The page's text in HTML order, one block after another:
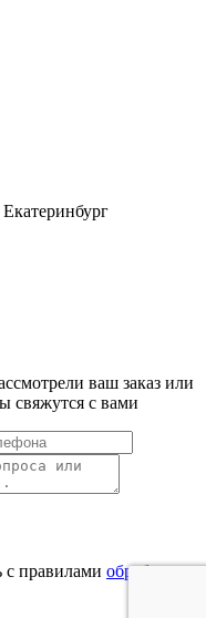
ваш заказ или
свяжутся с вами
с правилами обработки